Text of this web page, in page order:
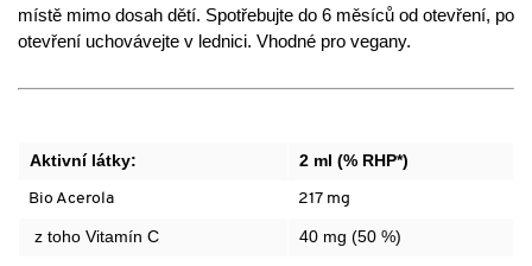
místě mimo dosah dětí. Spotřebujte do 6 měsíců od otevření, po
otevření uchovávejte v lednici. Vhodné pro vegany.
Aktivní látky: 2 ml (% RHP*)
Bio Acerola 217 mg
z toho Vitamín C 40 mg (50 %)